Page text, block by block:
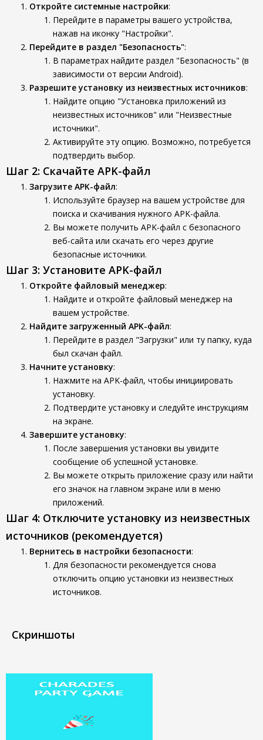
Откройте системные настройки:
Перейдите в параметры вашего устройства,
нажав на иконку "Настройки".
Перейдите в раздел "Безопасность":
В параметрах найдите раздел "Безопасность" (в
зависимости от версии Android).
Разрешите установку из неизвестных источников:
Найдите опцию "Установка приложений из
неизвестных источников" или "Неизвестные
источники".
Активируйте эту опцию. Возможно, потребуется
подтвердить выбор.
Шаг 2: Скачайте APK-файл
Загрузите APK-файл:
Используйте браузер на вашем устройстве для
поиска и скачивания нужного APK-файла.
Вы можете получить APK-файл с безопасного
веб-сайта или скачать его через другие
безопасные источники.
Шаг 3: Установите APK-файл
Откройте файловый менеджер:
Найдите и откройте файловый менеджер на
вашем устройстве.
Найдите загруженный APK-файл:
Перейдите в раздел "Загрузки" или ту папку, куда
был скачан файл.
Начните установку:
Нажмите на APK-файл, чтобы инициировать
установку.
Подтвердите установку и следуйте инструкциям
на экране.
Завершите установку:
После завершения установки вы увидите
сообщение об успешной установке.
Вы можете открыть приложение сразу или найти
его значок на главном экране или в меню
приложений.
Шаг 4: Отключите установку из неизвестных
источников (рекомендуется)
Вернитесь в настройки безопасности:
Для безопасности рекомендуется снова
отключить опцию установки из неизвестных
источников.
Скриншоты